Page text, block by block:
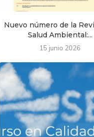
Nuevo número de la
Salud Ambiental:...
15 junio 2026